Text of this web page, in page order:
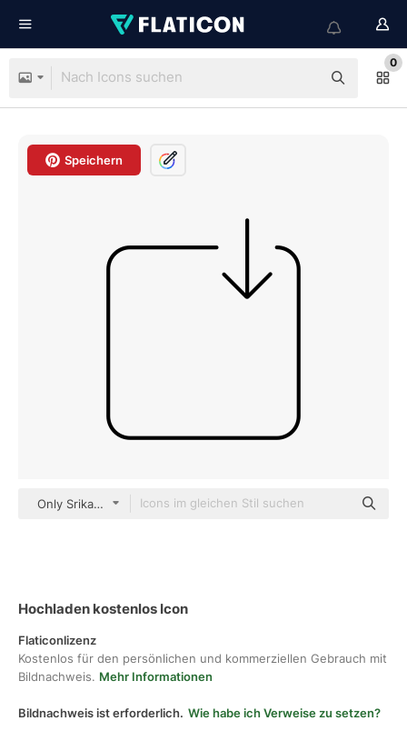
0
Speichern
Only Srikanth Thin Outline
Hochladen kostenlos Icon
Flaticonlizenz
Kostenlos für den persönlichen und kommerziellen Gebrauch mit
Bildnachweis. Mehr Informationen
Bildnachweis ist erforderlich. Wie habe ich Verweise zu setzen?